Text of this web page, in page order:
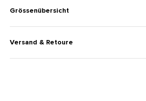
Grössenübersicht
Versand & Retoure